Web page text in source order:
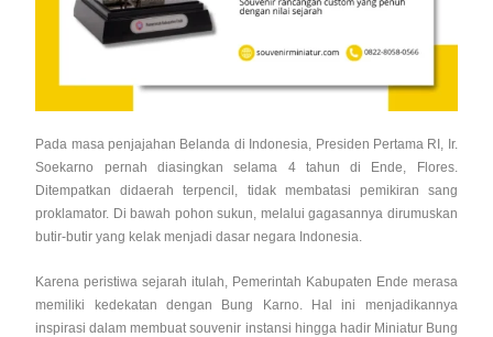
Pada masa penjajahan Belanda di Indonesia, Presiden Pertama RI, Ir.
Soekarno pernah diasingkan selama 4 tahun di Ende, Flores.
Ditempatkan didaerah terpencil, tidak membatasi pemikiran sang
proklamator. Di bawah pohon sukun, melalui gagasannya dirumuskan
butir-butir yang kelak menjadi dasar negara Indonesia.
Karena peristiwa sejarah itulah, Pemerintah Kabupaten Ende merasa
memiliki kedekatan dengan Bung Karno. Hal ini menjadikannya
inspirasi dalam membuat souvenir instansi hingga hadir Miniatur Bung